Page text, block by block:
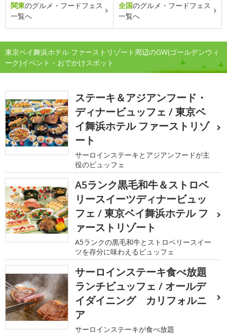
関東のグルメ・フードフェス
一覧へ
全国のグルメ・フードフェス
一覧へ
東京ベイ舞浜ホテル ファーストリゾート周辺のGW(ゴールデンウィ
ーク)イベント・おでかけスポット
ステーキ＆アジアンフード・
ディナービュッフェ / 東京ベ
イ舞浜ホテル ファーストリゾ
ート
サーロインステーキとアジアンフードが主
役のビュッフェ
A5ランク黒毛和牛＆ストロベ
リースイーツディナービュッ
フェ / 東京ベイ舞浜ホテル フ
ァーストリゾート
A5ランクの黒毛和牛とストロベリースイー
ツを存分に味わえるビュッフェ
サーロインステーキ食べ放題
ランチビュッフェ / オールデ
イダイニング カリフォルニ
ア
サーロインステーキが食べ放題